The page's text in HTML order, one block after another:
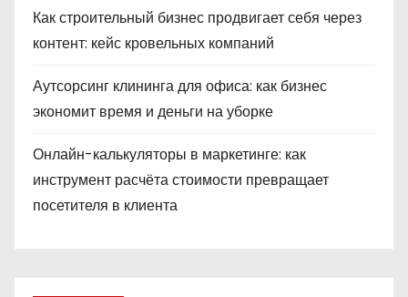
Как строительный бизнес продвигает себя через
контент: кейс кровельных компаний
Аутсорсинг клининга для офиса: как бизнес
экономит время и деньги на уборке
Онлайн-калькуляторы в маркетинге: как
инструмент расчёта стоимости превращает
посетителя в клиента